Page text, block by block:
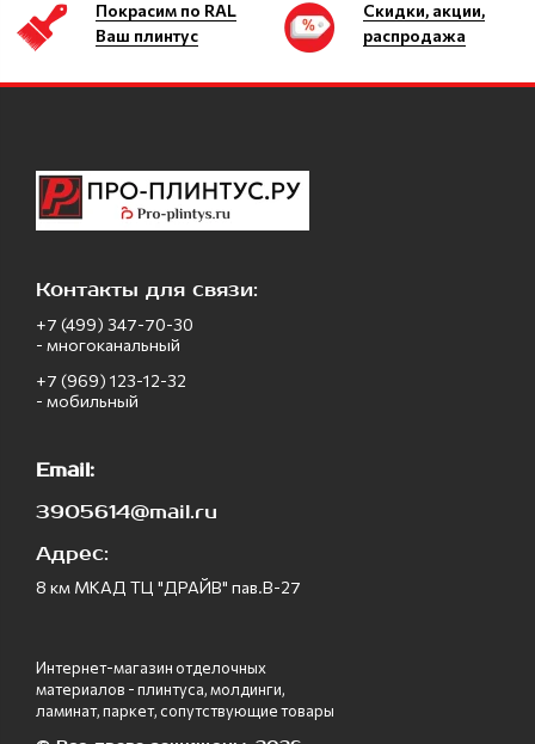
Покрасим по RAL
Ваш плинтус
Скидки, акции,
распродажа
Контакты для связи:
+7 (499) 347-70-30
- многоканальный
+7 (969) 123-12-32
- мобильный
Email:
3905614@mail.ru
Адрес:
8 км МКАД ТЦ "ДРАЙВ" пав.В-27
Интернет-магазин отделочных
материалов - плинтуса, молдинги,
ламинат, паркет, сопутствующие товары